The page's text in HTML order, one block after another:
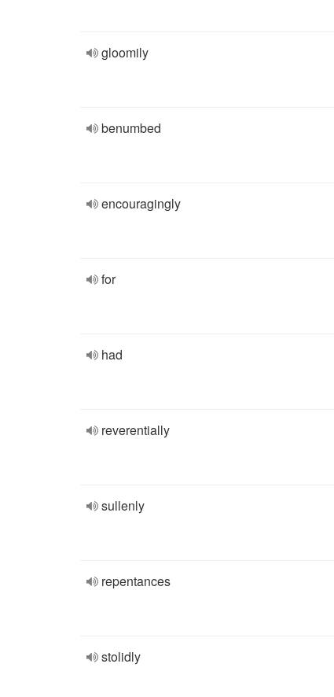
gloomily
benumbed
encouragingly
for
had
reverentially
sullenly
repentances
stolidly